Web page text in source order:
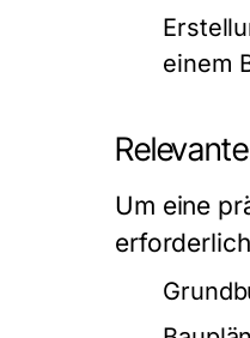
einem
Um eine